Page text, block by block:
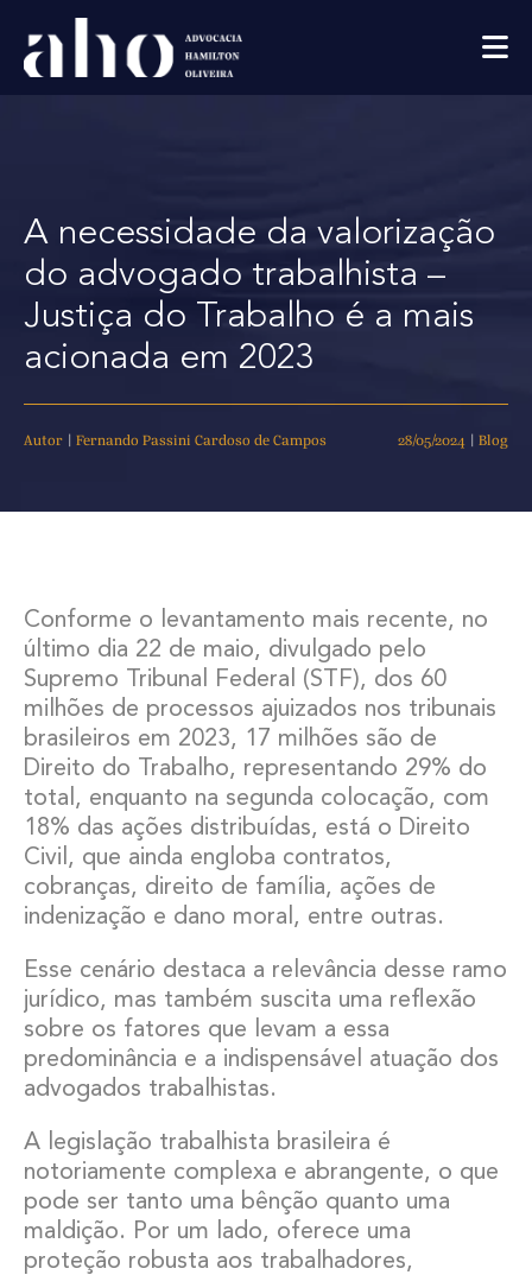
A necessidade da valorização
do advogado trabalhista –
Justiça do Trabalho é a mais
acionada em 2023
Autor | Fernando Passini Cardoso de Campos 28/05/2024 | Blog
Conforme o levantamento mais recente, no
último dia 22 de maio, divulgado pelo
Supremo Tribunal Federal (STF), dos 60
milhões de processos ajuizados nos tribunais
brasileiros em 2023, 17 milhões são de
Direito do Trabalho, representando 29% do
total, enquanto na segunda colocação, com
18% das ações distribuídas, está o Direito
Civil, que ainda engloba contratos,
cobranças, direito de família, ações de
indenização e dano moral, entre outras.
Esse cenário destaca a relevância desse ramo
jurídico, mas também suscita uma reflexão
sobre os fatores que levam a essa
predominância e a indispensável atuação dos
advogados trabalhistas.
A legislação trabalhista brasileira é
notoriamente complexa e abrangente, o que
pode ser tanto uma bênção quanto uma
maldição. Por um lado, oferece uma
proteção robusta aos trabalhadores,